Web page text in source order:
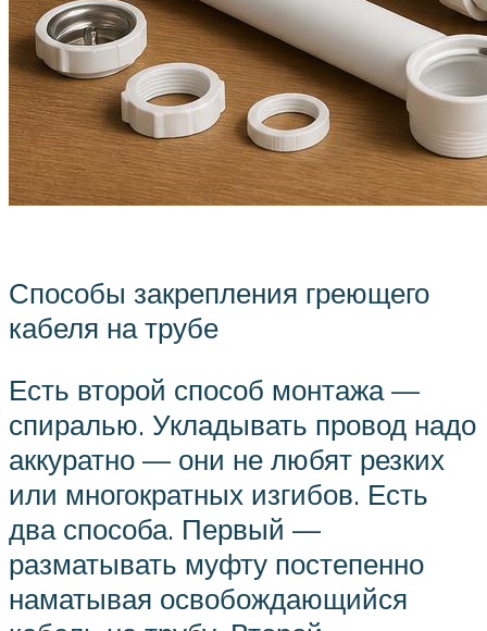
Способы закрепления греющего
кабеля на трубе
Есть второй способ монтажа —
спиралью. Укладывать провод надо
аккуратно — они не любят резких
или многократных изгибов. Есть
два способа. Первый —
разматывать муфту постепенно
наматывая освобождающийся